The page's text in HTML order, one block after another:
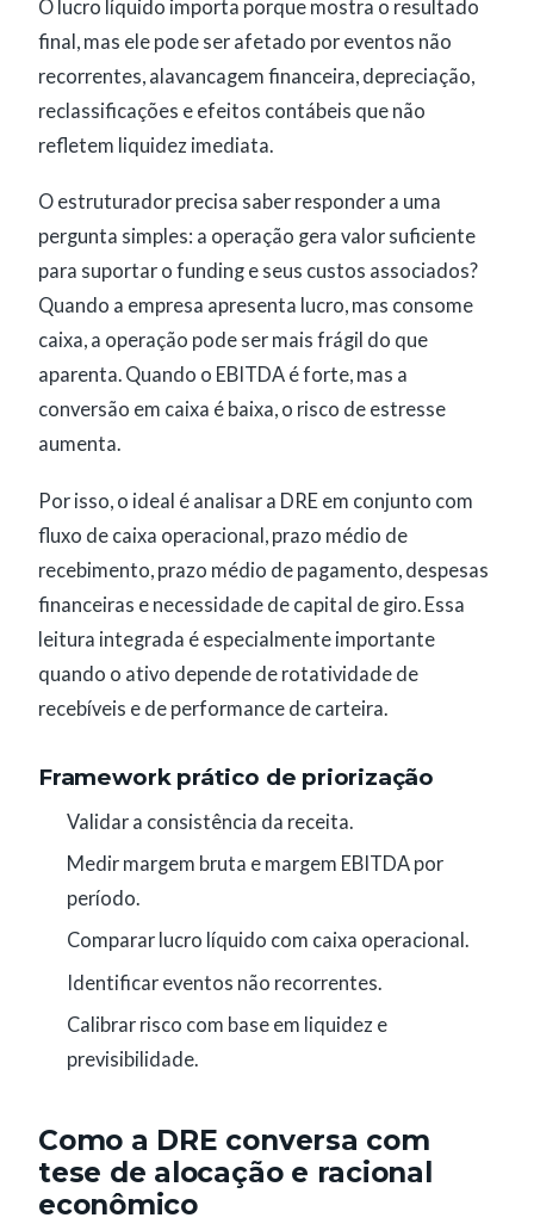
O lucro líquido importa porque mostra o resultado
final, mas ele pode ser afetado por eventos não
recorrentes, alavancagem financeira, depreciação,
reclassificações e efeitos contábeis que não
refletem liquidez imediata.
O estruturador precisa saber responder a uma
pergunta simples: a operação gera valor suficiente
para suportar o funding e seus custos associados?
Quando a empresa apresenta lucro, mas consome
caixa, a operação pode ser mais frágil do que
aparenta. Quando o EBITDA é forte, mas a
conversão em caixa é baixa, o risco de estresse
aumenta.
Por isso, o ideal é analisar a DRE em conjunto com
fluxo de caixa operacional, prazo médio de
recebimento, prazo médio de pagamento, despesas
financeiras e necessidade de capital de giro. Essa
leitura integrada é especialmente importante
quando o ativo depende de rotatividade de
recebíveis e de performance de carteira.
Framework prático de priorização
Validar a consistência da receita.
Medir margem bruta e margem EBITDA por
período.
Comparar lucro líquido com caixa operacional.
Identificar eventos não recorrentes.
Calibrar risco com base em liquidez e
previsibilidade.
Como a DRE conversa com
tese de alocação e racional
econômico